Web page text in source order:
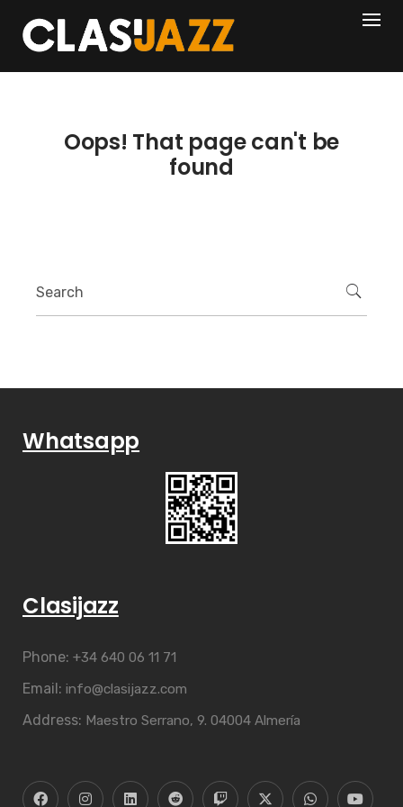
content
404
Oops! That page can't be
found
Whatsapp
Clasijazz
Phone: +34 640 06 11 71
Email: info@clasijazz.com
Address: Maestro Serrano, 9. 04004 Almería